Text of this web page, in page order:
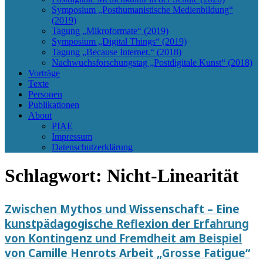
Symposium „Posthumanistische Medienbildung“
(2019)
Tagung „Mikroformate“ (2019)
Symposium „Digital Things“ (2019)
Tagung „Because Internet.“ (2018)
Nachwuchsforschungstag „Postdigitale Kunst“ (2018)
Vorträge
Texte
Personen
Publikationen
About
PIAE
Impressum
Datenschutzerklärung
Schlagwort: Nicht-Linearität
Zwischen Mythos und Wissenschaft – Eine
kunstpädagogische Reflexion der Erfahrung
von Kontingenz und Fremdheit am Beispiel
von Camille Henrots Arbeit „Grosse Fatigue“